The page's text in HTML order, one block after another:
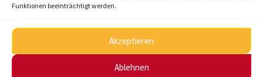
Funktionen beeinträchtigt werden.
Akzeptieren
Ablehnen
Startseite Kontakt
Impressum
Datenschutzerklärung